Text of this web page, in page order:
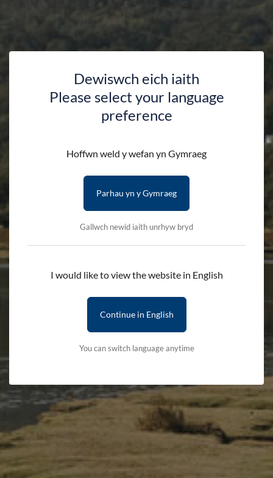
Dewiswch eich iaith
Please select your language
preference
Hoffwn weld y wefan yn Gymraeg
Parhau yn y Gymraeg
Gallwch newid iaith unrhyw bryd
I would like to view the website in English
Continue in English
You can switch language anytime
Chwilio yn ôl enw cynnyrch
Categorïau